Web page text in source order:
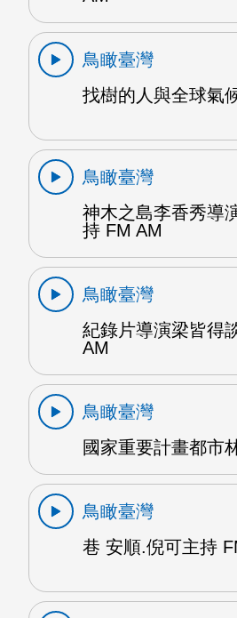
鳥瞰臺灣
找樹的人與全球氣
鳥瞰臺灣
神木之島李香秀導
持 FM AM
鳥瞰臺灣
紀錄片導演梁皆得
AM
鳥瞰臺灣
國家重要計畫都市
鳥瞰臺灣
巷 安順.倪可主持